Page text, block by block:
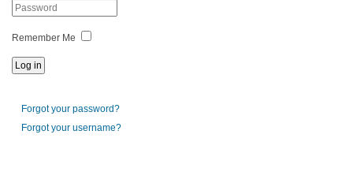
Remember Me
Forgot your password?
Forgot your username?